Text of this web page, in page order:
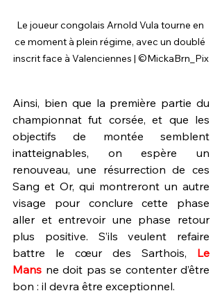
Le joueur congolais Arnold Vula tourne en
ce moment à plein régime, avec un doublé
inscrit face à Valenciennes | ©MickaBrn_Pix
Ainsi, bien que la première partie du
championnat fut corsée, et que les
objectifs de montée semblent
inatteignables, on espère un
renouveau, une résurrection de ces
Sang et Or, qui montreront un autre
visage pour conclure cette phase
aller et entrevoir une phase retour
plus positive. S’ils veulent refaire
battre le cœur des Sarthois, Le
Mans ne doit pas se contenter d’être
bon : il devra être exceptionnel.